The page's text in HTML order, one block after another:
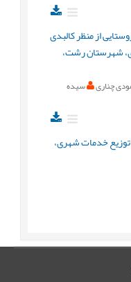
از منظر کالبدی
شهرستان رشت،
چناری
سیده
خدمات شهری،